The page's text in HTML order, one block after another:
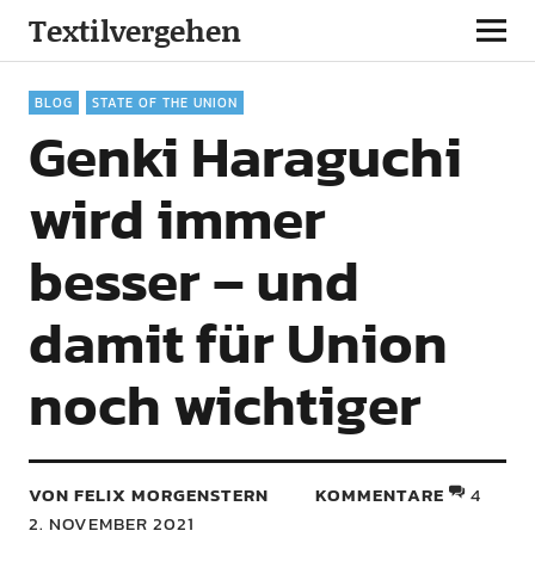
Textilvergehen
BLOG STATE OF THE UNION
Genki Haraguchi
wird immer
besser – und
damit für Union
noch wichtiger
VON FELIX MORGENSTERN
2. NOVEMBER 2021
KOMMENTARE 4